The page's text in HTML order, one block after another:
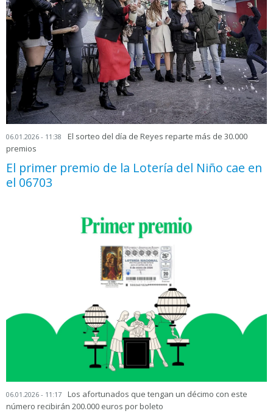
06.01.2026 - 11:38
El sorteo del día de Reyes reparte más de 30.000
premios
El primer premio de la Lotería del Niño cae en
el 06703
06.01.2026 - 11:17
Los afortunados que tengan un décimo con este
número recibirán 200.000 euros por boleto